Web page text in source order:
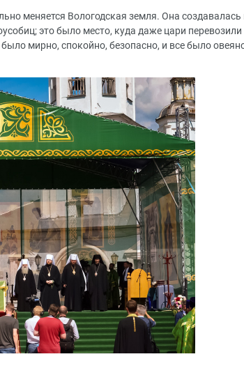
меняется Вологодская земля. Она
это было место, куда даже цари перевозили
мирно, спокойно, безопасно, и все было